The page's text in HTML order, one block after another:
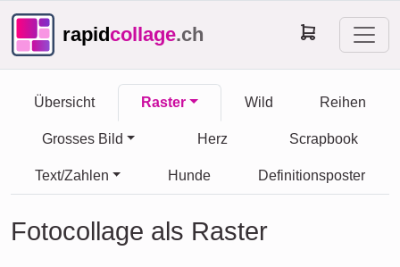
rapidcollage.ch
Übersicht Raster Wild Reihen
Grosses Bild Herz Scrapbook
Text/Zahlen Hunde Definitionsposter
Fotocollage als Raster